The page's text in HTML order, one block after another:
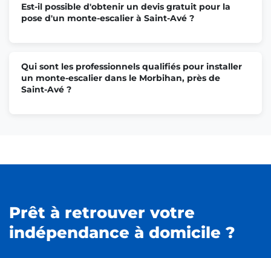
Est-il possible d'obtenir un devis gratuit pour la
pose d'un monte-escalier à Saint-Avé ?
Qui sont les professionnels qualifiés pour installer
un monte-escalier dans le Morbihan, près de
Saint-Avé ?
Prêt à retrouver votre
indépendance à domicile ?